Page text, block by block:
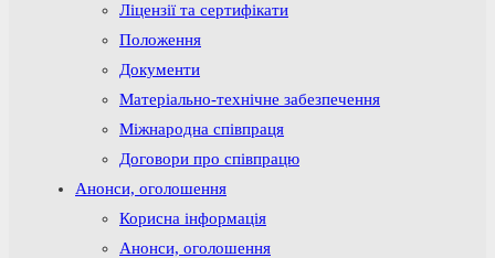
Ліцензії та сертифікати
Положення
Документи
Матеріально-технічне забезпечення
Міжнародна співпраця
Договори про співпрацю
Анонси, оголошення
Корисна інформація
Анонси, оголошення